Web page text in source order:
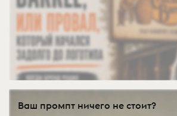
Ваш промпт ничего не стоит?